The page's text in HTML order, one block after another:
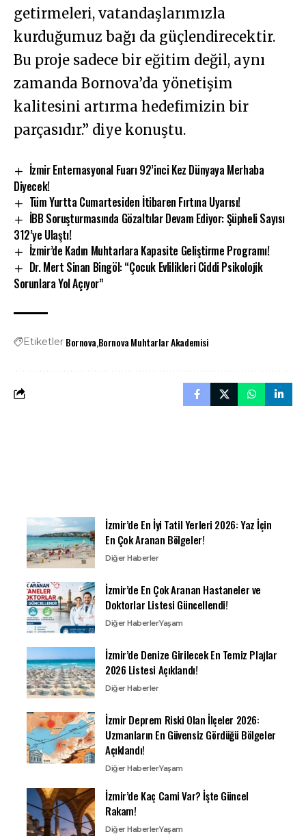
getirmeleri, vatandaşlarımızla
kurduğumuz bağı da güçlendirecektir.
Bu proje sadece bir eğitim değil, aynı
zamanda Bornova’da yönetişim
kalitesini artırma hedefimizin bir
parçasıdır.” diye konuştu.
İzmir Enternasyonal Fuarı 92’inci Kez Dünyaya Merhaba
Diyecek!
Tüm Yurtta Cumartesiden İtibaren Fırtına Uyarısı!
İBB Soruşturmasında Gözaltılar Devam Ediyor: Şüpheli Sayısı
312’ye Ulaştı!
İzmir’de Kadın Muhtarlara Kapasite Geliştirme Programı!
Dr. Mert Sinan Bingöl: “Çocuk Evlilikleri Ciddi Psikolojik
Sorunlara Yol Açıyor”
Etiketler BornovaBornova Muhtarlar Akademisi
İzmir’de En İyi Tatil Yerleri 2026: Yaz İçin
En Çok Aranan Bölgeler!
Diğer Haberler
İzmir’de En Çok Aranan Hastaneler ve
Doktorlar Listesi Güncellendi!
Diğer HaberlerYaşam
İzmir’de Denize Girilecek En Temiz Plajlar
2026 Listesi Açıklandı!
Diğer Haberler
İzmir Deprem Riski Olan İlçeler 2026:
Uzmanların En Güvensiz Gördüğü Bölgeler
Açıklandı!
Diğer HaberlerYaşam
İzmir’de Kaç Cami Var? İşte Güncel
Rakam!
Diğer HaberlerYaşam